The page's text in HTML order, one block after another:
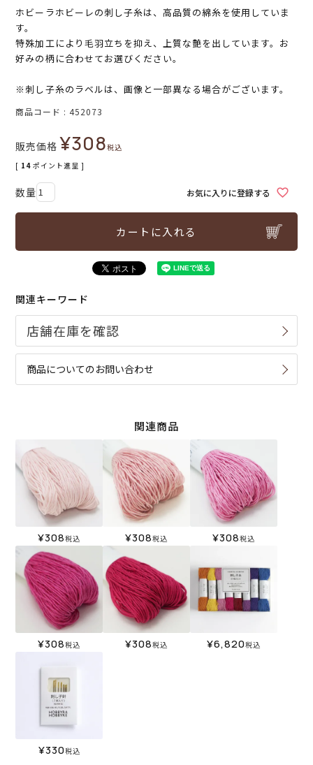
ホビーラホビーレの刺し子糸は、高品質の綿糸を使用していま
す。
特殊加工により毛羽立ちを抑え、上質な艶を出しています。お
好みの柄に合わせてお選びください。
※刺し子糸のラベルは、画像と一部異なる場合がございます。
商品コード 452073
販売価格 ¥308税込
[ 14 ポイント進呈 ]
お気に入りに登録する
カートに入れる
関連キーワード
商品についてのお問い合わせ
関連商品
¥308税込 ¥308税込 ¥308税込
¥308税込 ¥308税込 ¥6,820税込
¥330税込